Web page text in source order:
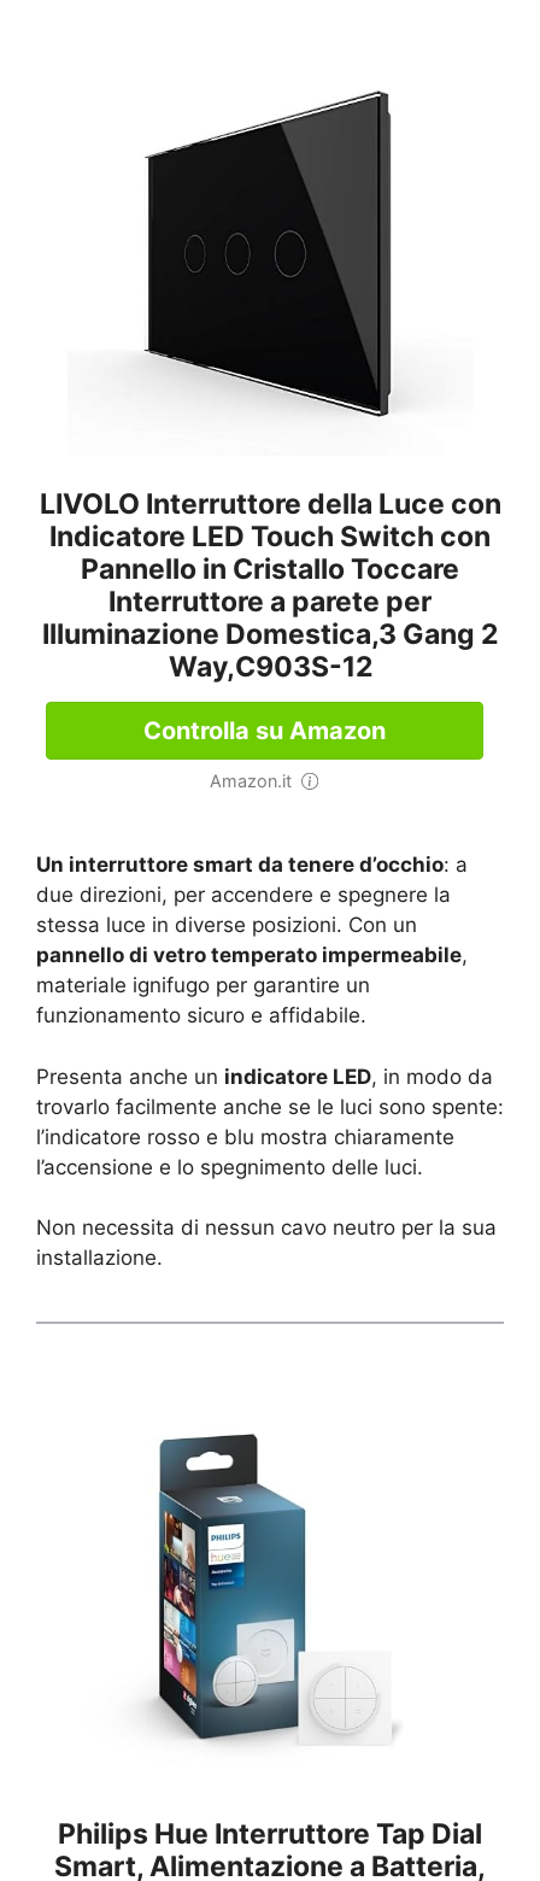
LIVOLO Interruttore della Luce con
Indicatore LED Touch Switch con
Pannello in Cristallo Toccare
Interruttore a parete per
Illuminazione Domestica,3 Gang 2
Way,C903S-12
Controlla su Amazon
Amazon.it
Un interruttore smart da tenere d’occhio: a
due direzioni, per accendere e spegnere la
stessa luce in diverse posizioni. Con un
pannello di vetro temperato impermeabile,
materiale ignifugo per garantire un
funzionamento sicuro e affidabile.
Presenta anche un indicatore LED, in modo da
trovarlo facilmente anche se le luci sono spente:
l’indicatore rosso e blu mostra chiaramente
l’accensione e lo spegnimento delle luci.
Non necessita di nessun cavo neutro per la sua
installazione.
Philips Hue Interruttore Tap Dial
Smart, Alimentazione a Batteria,